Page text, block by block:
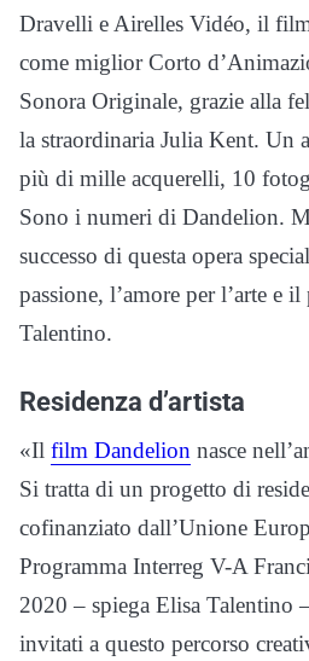
Dravelli e Airelles Vidéo, il
come miglior Corto
Sonora Originale, grazie alla
la straordinaria Julia Kent. Un
più di mille acquerelli, 10
Sono i numeri di Dandelion.
successo di questa opera
passione, l’amore per l’arte e
Talentino.
Residenza d’artista
«Il film Dandelion nasce
Si tratta di un progetto di
cofinanziato dall’Unione
Programma Interreg V-A
2020 – spiega Elisa Talentino
invitati a questo percorso